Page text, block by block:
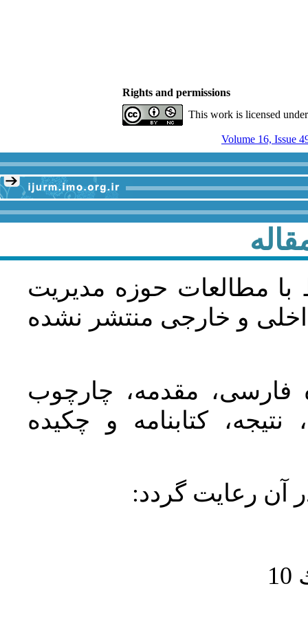
Rights and permissions
This work is licensed
Volume 16, Issue
با مطالعات حوزه مديريت
و خارجی منتشر نشده
فارسی، مقدمه، چارچوب
کتابنامه و چکیده
آن رعايت گردد: